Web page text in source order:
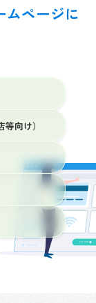
ムページに
向け）